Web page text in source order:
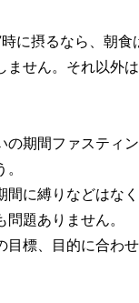
に摂るなら、朝食
ません。それ以外
の期間ファスティ
間に縛りなどはなく
題ありません。
目標、目的に合わ